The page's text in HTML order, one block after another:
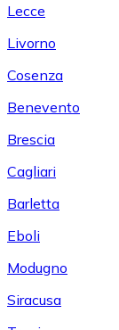
Lecce
Livorno
Cosenza
Benevento
Brescia
Cagliari
Barletta
Eboli
Modugno
Siracusa